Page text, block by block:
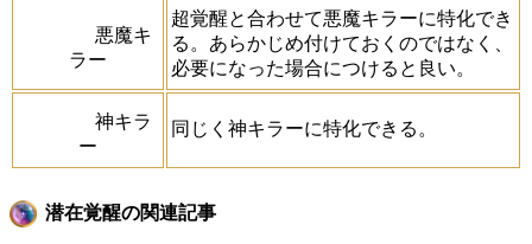
悪魔キ
ラー
超覚醒と合わせて悪魔キラーに特化でき
る。あらかじめ付けておくのではなく、
必要になった場合につけると良い。
神キラ
ー
同じく神キラーに特化できる。
潜在覚醒の関連記事